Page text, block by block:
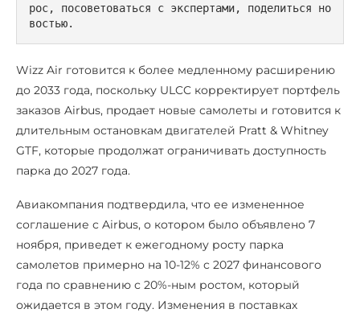
рос, посоветоваться с экспертами, поделиться но
востью.
Wizz Air готовится к более медленному расширению
до 2033 года, поскольку ULCC корректирует портфель
заказов Airbus, продает новые самолеты и готовится к
длительным остановкам двигателей Pratt & Whitney
GTF, которые продолжат ограничивать доступность
парка до 2027 года.
Авиакомпания подтвердила, что ее измененное
соглашение с Airbus, о котором было объявлено 7
ноября, приведет к ежегодному росту парка
самолетов примерно на 10-12% с 2027 финансового
года по сравнению с 20%-ным ростом, который
ожидается в этом году. Изменения в поставках